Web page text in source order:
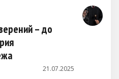
допускаемые
так и
Ситуация
не просто о
а о
и здоровью
– до
21.07.2025